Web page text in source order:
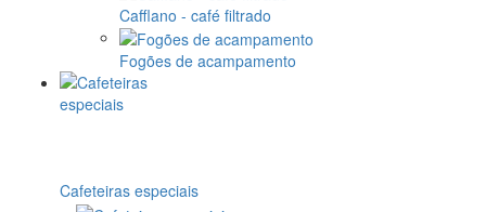
Cafflano - café filtrado
Fogões de acampamento
Cafeteiras especiais